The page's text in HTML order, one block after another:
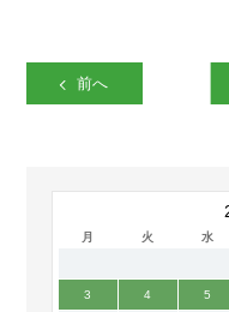
前へ
月 火 水
3 4 5